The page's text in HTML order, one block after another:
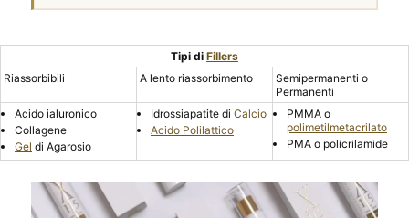
Tipi di Fillers
Riassorbibili
A lento riassorbimento
Semipermanenti o
Permanenti
Acido ialuronico
Collagene
Gel di Agarosio
Idrossiapatite di Calcio
Acido Polilattico
PMMA o
polimetilmetacrilato
PMA o policrilamide